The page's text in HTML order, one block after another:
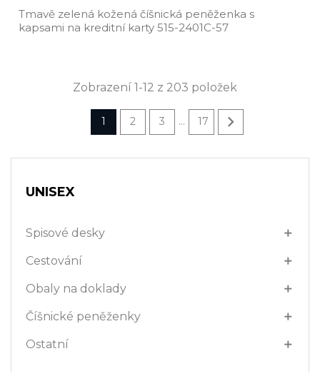
Tmavě zelená kožená číšnická peněženka s
kapsami na kreditní karty 515­-2401C­-57
Zobrazení 1-12 z 203 položek
1 2 3 … 17 
UNISEX
Spisové desky 
Cestování 
Obaly na doklady 
Číšnické peněženky 
Ostatní 